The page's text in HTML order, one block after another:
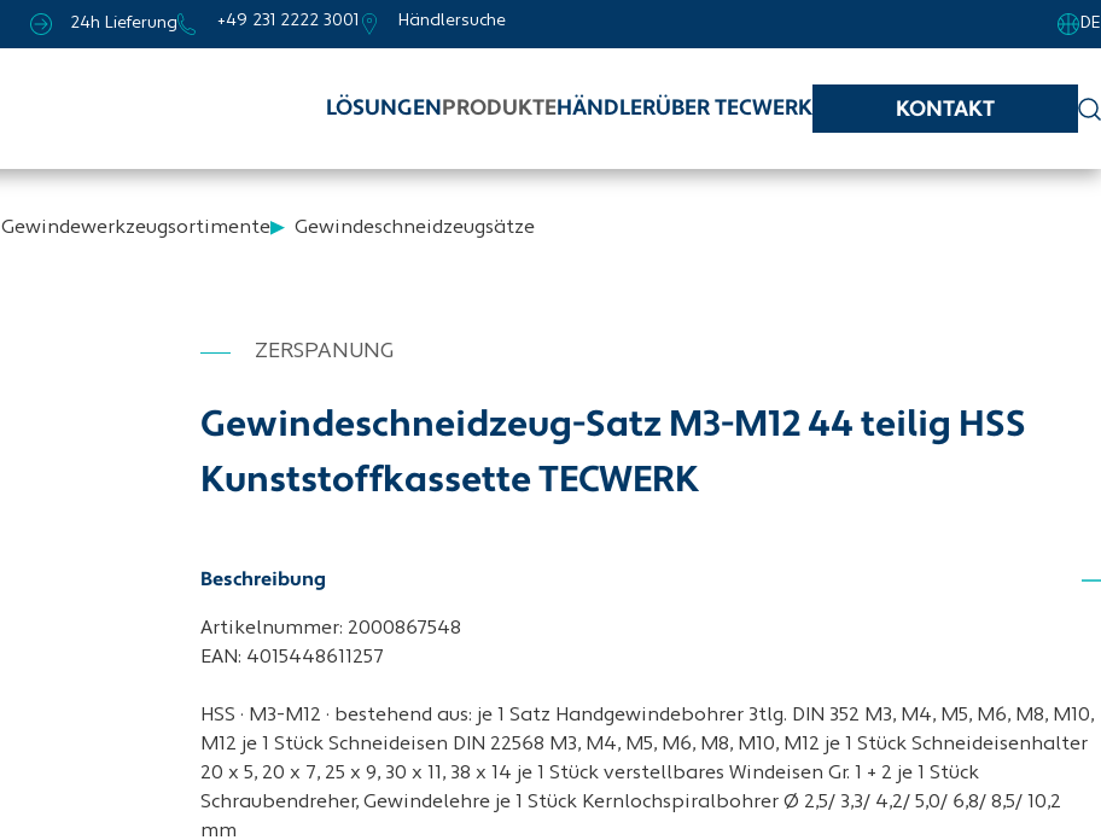
24h Lieferung +49 231 2222 3001 Händlersuche DE
LÖSUNGEN PRODUKTEHÄNDLERÜBER TECWERK KONTAKT
Gewindewerkzeugsortimente Gewindeschneidzeugsätze
ZERSPANUNG
Gewindeschneidzeug-Satz M3-M12 44 teilig HSS
Kunststoffkassette TECWERK
Beschreibung
Artikelnummer: 2000867548
EAN: 4015448611257
HSS · M3-M12 · bestehend aus: je 1 Satz Handgewindebohrer 3tlg. DIN 352 M3, M4, M5, M6, M8, M10,
M12 je 1 Stück Schneideisen DIN 22568 M3, M4, M5, M6, M8, M10, M12 je 1 Stück Schneideisenhalter
20 x 5, 20 x 7, 25 x 9, 30 x 11, 38 x 14 je 1 Stück verstellbares Windeisen Gr. 1 + 2 je 1 Stück
Schraubendreher, Gewindelehre je 1 Stück Kernlochspiralbohrer Ø 2,5/ 3,3/ 4,2/ 5,0/ 6,8/ 8,5/ 10,2
mm